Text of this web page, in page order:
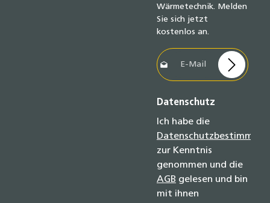
Wärmetechnik. Melden
Sie sich jetzt
kostenlos an.
E-Mail-Adresse*
Datenschutz
Ich habe die
zur Kenntnis
genommen und die
AGB gelesen und bin
mit ihnen